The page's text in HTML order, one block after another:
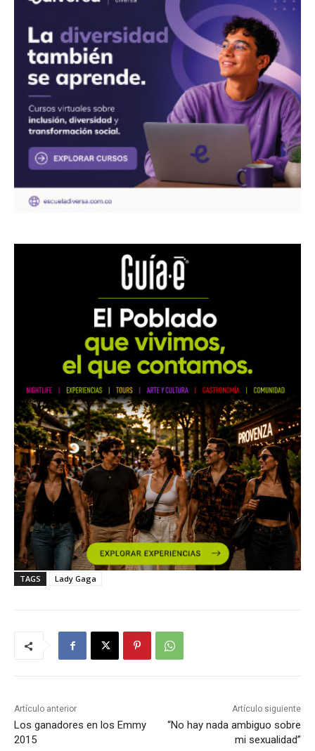
TAGS Lady Gaga
Artículo anterior
Los ganadores en los Emmy
2015
Artículo siguiente
“No hay nada ambiguo sobre
mi sexualidad”